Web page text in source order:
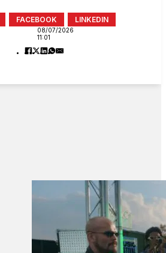
FACEBOOK LINKEDIN
08/07/2026
11:01